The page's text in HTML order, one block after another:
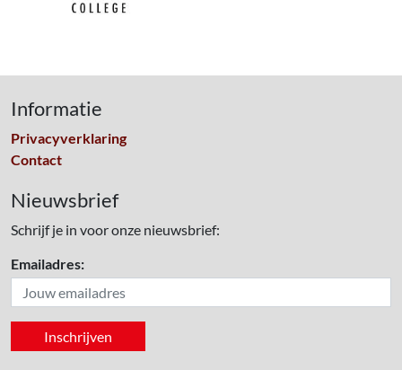
Informatie
Privacyverklaring
Contact
Nieuwsbrief
Schrijf je in voor onze nieuwsbrief:
Emailadres: